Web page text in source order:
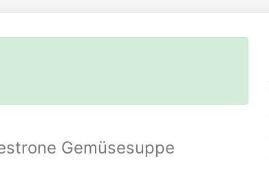
Gemüsesuppe